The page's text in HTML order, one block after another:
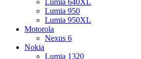
Lumia 640XL
Lumia 950
Lumia 950XL
Motorola
Nexus 6
Nokia
Lumia 1320